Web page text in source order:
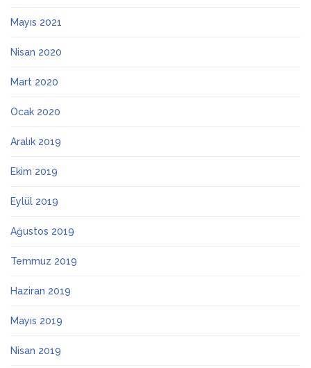
Mayıs 2021
Nisan 2020
Mart 2020
Ocak 2020
Aralık 2019
Ekim 2019
Eylül 2019
Ağustos 2019
Temmuz 2019
Haziran 2019
Mayıs 2019
Nisan 2019